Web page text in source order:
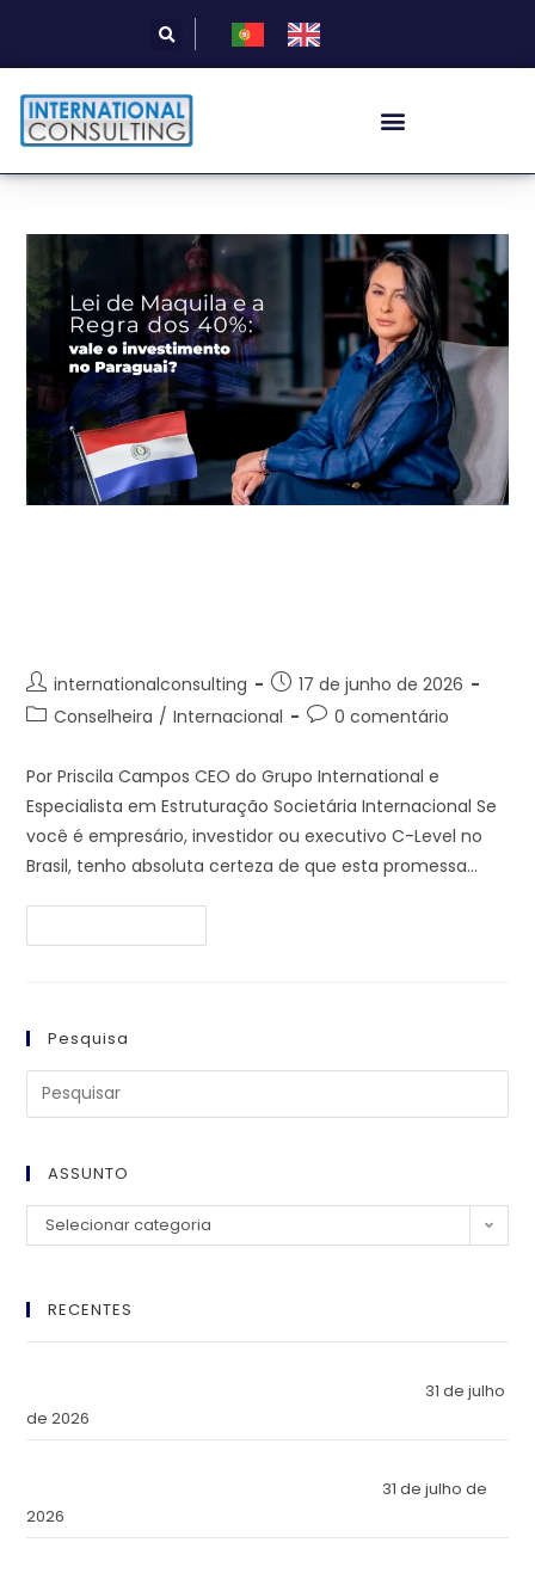
internationalconsulting
17 de junho de 2026
Conselheira / Internacional 0 comentário
Por Priscila Campos CEO do Grupo International e
Especialista em Estruturação Societária Internacional Se
você é empresário, investidor ou executivo C-Level no
Brasil, tenho absoluta certeza de que esta promessa…
Pesquisa
ASSUNTO
Selecionar categoria
RECENTES
31 de julho
de 2026
31 de julho de
2026